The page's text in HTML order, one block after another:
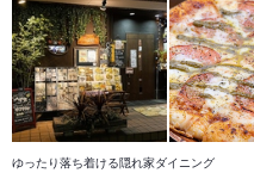
ゆったり落ち着ける隠れ家ダイニング